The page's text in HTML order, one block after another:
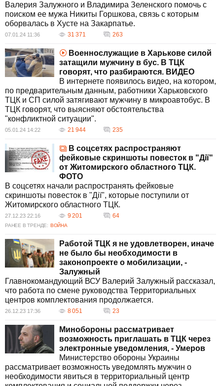
Валерия Залужного и Владимира Зеленского помочь с
поиском ее мужа Никиты Горшкова, связь с которым
оборвалась в Хусте на Закарпатье.
07.01.24 11:36 31 371 263
Военнослужащие в Харькове силой
затащили мужчину в бус. В ТЦК
говорят, что разбираются. ВИДЕО
В интернете появилось видео, на котором,
по предварительным данным, работники Харьковского
ТЦК и СП силой затягивают мужчину в микроавтобус. В
ТЦК говорят, что выясняют обстоятельства
"конфликтной ситуации".
05.01.24 14:22 21 944 235
В соцсетях распространяют
фейковые скриншоты повесток в "Дії"
от Житомирского областного ТЦК.
ФОТО
В соцсетях начали распространять фейковые
скриншоты повесток в "Дії", которые поступили от
Житомирского областного ТЦК.
27.12.23 22:16 9 201 64
РАНЕЕ В ТРЕНДЕ: ВОЙНА
Работой ТЦК я не удовлетворен, иначе
не было бы необходимости в
законопроекте о мобилизации, -
Залужный
Главнокомандующий ВСУ Валерий Залужный рассказал,
что работа по смене руководства Территориальных
центров комплектования продолжается.
26.12.23 17:36 8 051 23
Минобороны рассматривает
возможность приглашать в ТЦК через
электронные уведомления, - Умеров
Министерство обороны Украины
рассматривает возможность уведомлять мужчин о
необходимости явиться в территориальный центр